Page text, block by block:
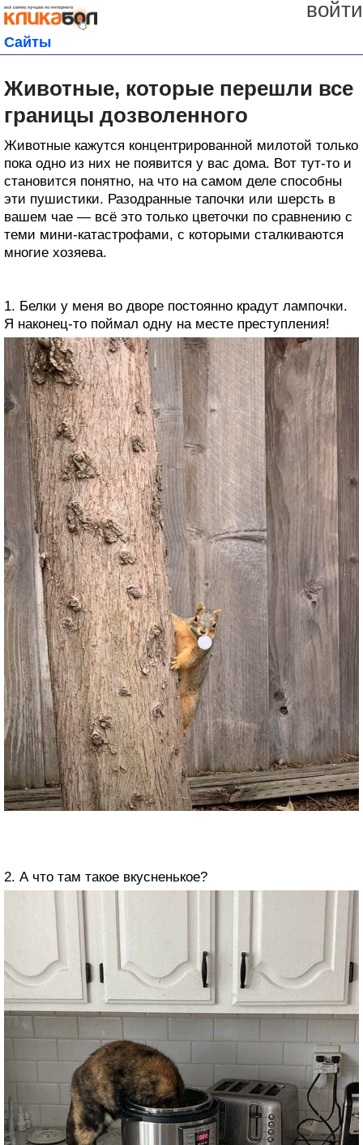
войти
Сайты
Животные, которые перешли все
границы дозволенного
Животные кажутся концентрированной милотой только
пока одно из них не появится у вас дома. Вот тут-то и
становится понятно, на что на самом деле способны
эти пушистики. Разодранные тапочки или шерсть в
вашем чае — всё это только цветочки по сравнению с
теми мини-катастрофами, с которыми сталкиваются
многие хозяева.
1. Белки у меня во дворе постоянно крадут лампочки.
Я наконец-то поймал одну на месте преступления!
2. А что там такое вкусненькое?